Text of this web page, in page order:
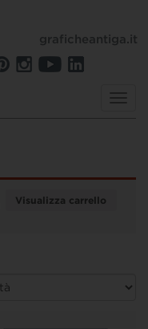
graficheantiga.it
Visualizza carrello